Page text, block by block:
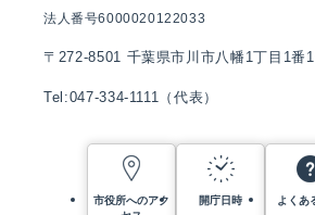
法人番号6000020122033
〒272-8501 千葉県市川市八幡1丁目1番
Tel:047-334-1111（代表）
市役所へのアク
開庁日時 よくあ